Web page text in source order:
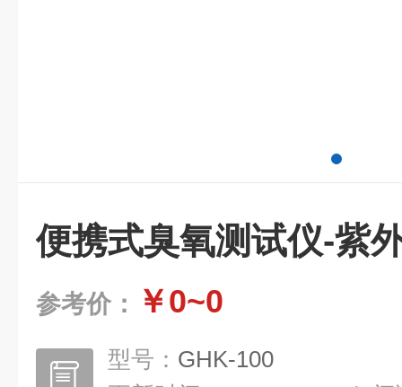
便携式臭氧测试仪-紫
参考价： ￥0~0
型号： GHK-100